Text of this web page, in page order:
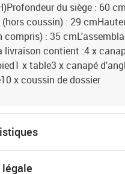
du siège : 60
coussin) : 29
compris) : 35
livraison contient :4 x
x table3 x canapé
x coussin de dossier
légale